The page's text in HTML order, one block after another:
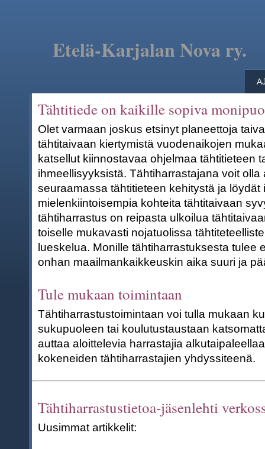
Etelä-Karjalan Nova ry.
Tähtitiede on kaikille sopiva
Olet varmaan joskus etsinyt planeettoja
tähtitaivaan kiertymistä vuodenaikojen
katsellut kiinnostavaa ohjelmaa tähtitieteen
ihmeellisyyksistä. Tähtiharrastajana voit olla
seuraamassa tähtitieteen kehitystä ja löydät
mielenkiintoisempia kohteita tähtitaivaan
tähtiharrastus on reipasta ulkoilua
toiselle mukavasti nojatuolissa
lueskelua. Monille tähtiharrastuksesta tulee
onhan maailmankaikkeuskin aika suuri ja
Tule mukaan toimintaan
Tähtiharrastustoimintaan voi tulla mukaan
sukupuoleen tai koulutustaustaan
auttaa aloittelevia harrastajia
kokeneiden tähtiharrastajien yhdyssiteenä.
Tähtiharrastustietoa-jäsenlehti
Uusimmat artikkelit: